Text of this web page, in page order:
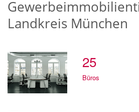
Landkreis München
25
Büros